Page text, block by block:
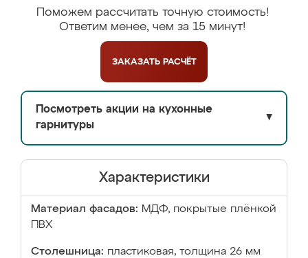
Поможем рассчитать точную стоимость!
Ответим менее, чем за 15 минут!
ЗАКАЗАТЬ РАСЧЁТ
Посмотреть акции на кухонные
гарнитуры
▼
Характеристики
Материал фасадов: МДФ, покрытые плёнкой
ПВХ
Столешница: пластиковая, толщина 26 мм